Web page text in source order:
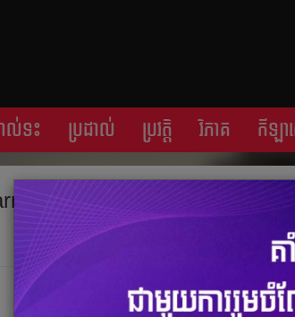
ល់ទះ ប្រដាល់ ប្រវត្តិ​​ វិភាគ កីឡា​
អតីត​គ្រូ​ Inter នឹង​មក​ដឹកនាំ​